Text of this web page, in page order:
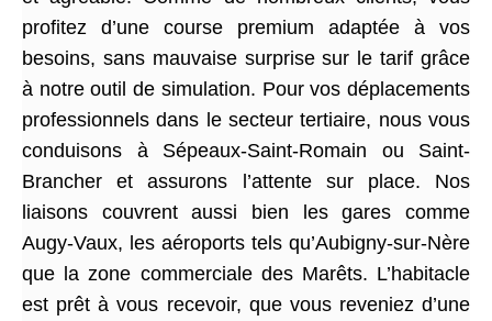
profitez d’une course premium adaptée à vos
besoins, sans mauvaise surprise sur le tarif grâce
à notre outil de simulation. Pour vos déplacements
professionnels dans le secteur tertiaire, nous vous
conduisons à Sépeaux-Saint-Romain ou Saint-
Brancher et assurons l’attente sur place. Nos
liaisons couvrent aussi bien les gares comme
Augy-Vaux, les aéroports tels qu’Aubigny-sur-Nère
que la zone commerciale des Marêts. L’habitacle
est prêt à vous recevoir, que vous reveniez d’une